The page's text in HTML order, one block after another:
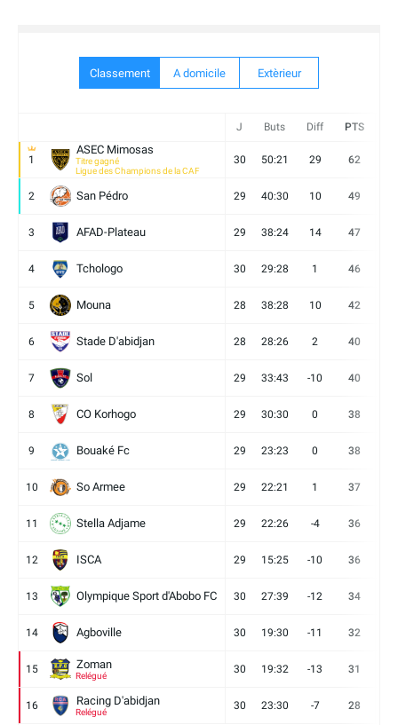
Classement A domicile Extèrieur
J Buts Diff PTS
1
ASEC Mimosas
Titre gagné
Ligue des Champions de la CAF
30 50:21 29 62
2 San Pédro 29 40:30 10 49
3 AFAD-Plateau 29 38:24 14 47
4 Tchologo 30 29:28 1 46
5 Mouna 28 38:28 10 42
6 Stade D'abidjan 28 28:26 2 40
7 Sol 29 33:43 -10 40
8 CO Korhogo 29 30:30 0 38
9 Bouaké Fc 29 23:23 0 38
10 So Armee 29 22:21 1 37
11 Stella Adjame 29 22:26 -4 36
12 ISCA 29 15:25 -10 36
13 Olympique Sport d'Abobo FC 30 27:39 -12 34
14 Agboville 30 19:30 -11 32
15 Zoman
Relégué
30 19:32 -13 31
16 Racing D'abidjan
Relégué
30 23:30 -7 28